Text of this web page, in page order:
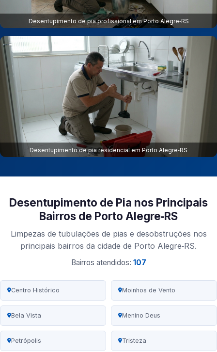
Desentupimento de pia profissional em Porto Alegre‑RS
Desentupimento de pia residencial em Porto Alegre‑RS
Desentupimento de Pia nos Principais
Bairros de Porto Alegre‑RS
Limpezas de tubulações de pias e desobstruções nos
principais bairros da cidade de Porto Alegre‑RS.
Bairros atendidos: 107
Centro Histórico Moinhos de Vento
Bela Vista Menino Deus
Petrópolis Tristeza